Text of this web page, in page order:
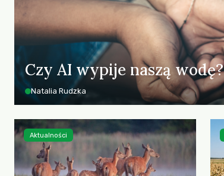
Czy AI wypije naszą wodę?
Natalia Rudzka
Aktualności